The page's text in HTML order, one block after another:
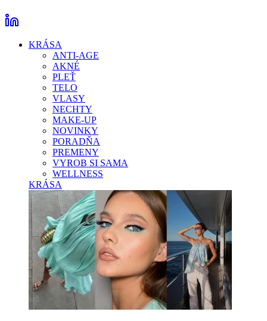
KRÁSA
ANTI-AGE
AKNÉ
PLEŤ
TELO
VLASY
NECHTY
MAKE-UP
NOVINKY
PORADŇA
PREMENY
VYROB SI SAMA
WELLNESS
KRÁSA